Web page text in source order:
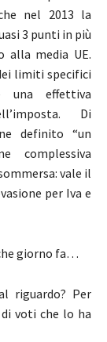
nel 2013 la
3 punti in più
media UE.
limiti specifici
una effettiva
Di
definito “un
complessiva
vale il
per Iva e
giorno fa…
riguardo? Per
voti che lo ha